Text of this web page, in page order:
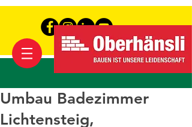
Umbau Badezimmer
Lichtensteig,